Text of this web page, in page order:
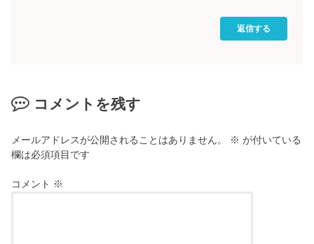
返信する
コメントを残す
メールアドレスが公開されることはありません。 ※ が付いている
欄は必須項目です
コメント ※